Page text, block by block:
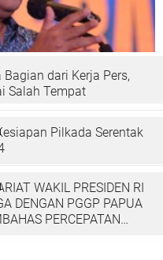
dari Kerja Pers,
Salah Tempat
Pilkada Serentak
WAKIL PRESIDEN RI
DENGAN PGGP PAPUA
PERCEPATAN